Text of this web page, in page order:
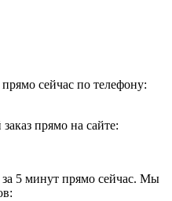
сейчас по телефону:
прямо на сайте:
5 минут прямо сейчас. Мы